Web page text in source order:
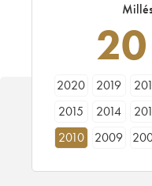
2020 2019
2015
2014
2010
2009